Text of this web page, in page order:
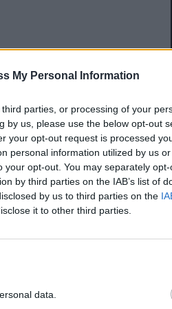
My Personal Information
parties, or processing of your
by us, please use the below opt-out
your opt-out request is processed
personal information utilized by us
opt-out. You may separately
by third parties on the IAB’s list of
by us to third parties on the
it to other third parties.
data.
με
παγκόσμιο
Access
Value Added
πληροφορικής
ανακοινώνει σήμερα τη
BeyondTrust,…